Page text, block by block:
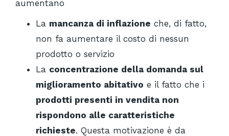
aumentano
La mancanza di inflazione che, di fatto,
non fa aumentare il costo di nessun
prodotto o servizio
La concentrazione della domanda sul
miglioramento abitativo e il fatto che i
prodotti presenti in vendita non
rispondono alle caratteristiche
richieste. Questa motivazione è da